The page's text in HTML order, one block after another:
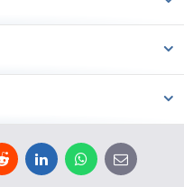
Reddit LinkedInWhatsApp
E-
mail